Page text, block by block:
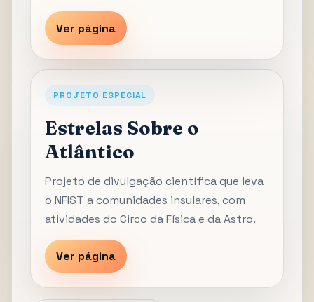
Ver página
PROJETO ESPECIAL
Estrelas Sobre o
Atlântico
Projeto de divulgação científica que leva
o NFIST a comunidades insulares, com
atividades do Circo da Física e da Astro.
Ver página